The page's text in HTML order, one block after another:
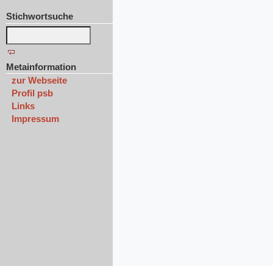
Stichwortsuche
Metainformation
zur Webseite
Profil psb
Links
Impressum